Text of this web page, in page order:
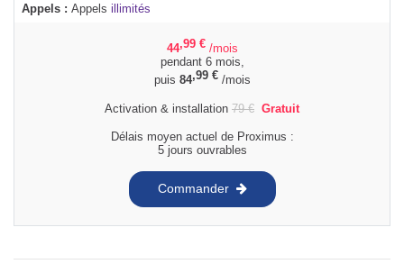
Appels : Appels illimités
44,99 € /mois
pendant 6 mois,
puis 84,99 €/mois
Activation & installation 79€ Gratuit
Délais moyen actuel de Proximus :
5 jours ouvrables
Commander